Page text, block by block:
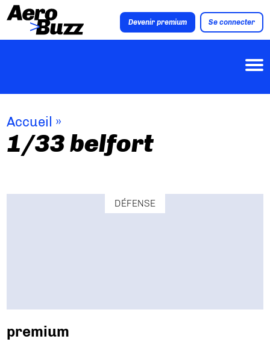
Devenir premium Se connecter
Accueil »
1/33 belfort
DÉFENSE
premium